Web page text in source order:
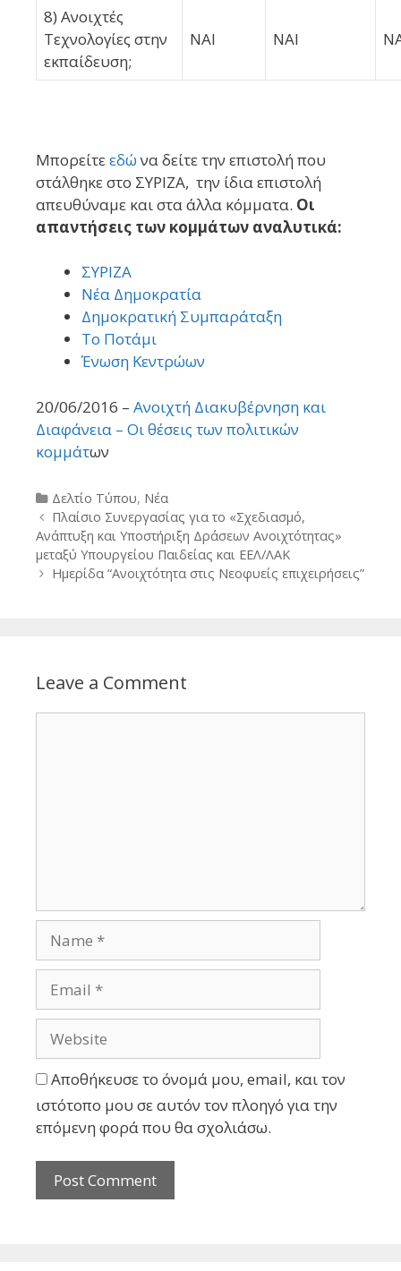
8) Ανοιχτές
Τεχνολογίες στην
εκπαίδευση;
ΝΑΙ ΝΑΙ
Μπορείτεεδώνα δείτε την επιστολή που
στάλθηκε στο ΣΥΡΙΖΑ, την ίδια επιστολή
απευθύναμε και στα άλλα κόμματα. Οι
απαντήσεις των κομμάτων αναλυτικά:
ΣΥΡΙΖΑ
Νέα Δημοκρατία
Δημοκρατική Συμπαράταξη
Το Ποτάμι
Ένωση Κεντρώων
20/06/2016 – Ανοιχτή Διακυβέρνηση και
Διαφάνεια – Οι θέσεις των πολιτικών
κομμάτων
Categories
Δελτίο Τύπου, Νέα
Post
navigation
Πλαίσιο Συνεργασίας για το «Σχεδιασμό,
Ανάπτυξη και Υποστήριξη Δράσεων Ανοιχτότητας»
μεταξύ Υπουργείου Παιδείας και ΕΕΛ/ΛΑΚ
Ημερίδα “Ανοιχτότητα στις Νεοφυείς επιχειρήσεις”
Leave a Comment
Αποθήκευσε το όνομά μου, email, και τον
ιστότοπο μου σε αυτόν τον πλοηγό για την
επόμενη φορά που θα σχολιάσω.